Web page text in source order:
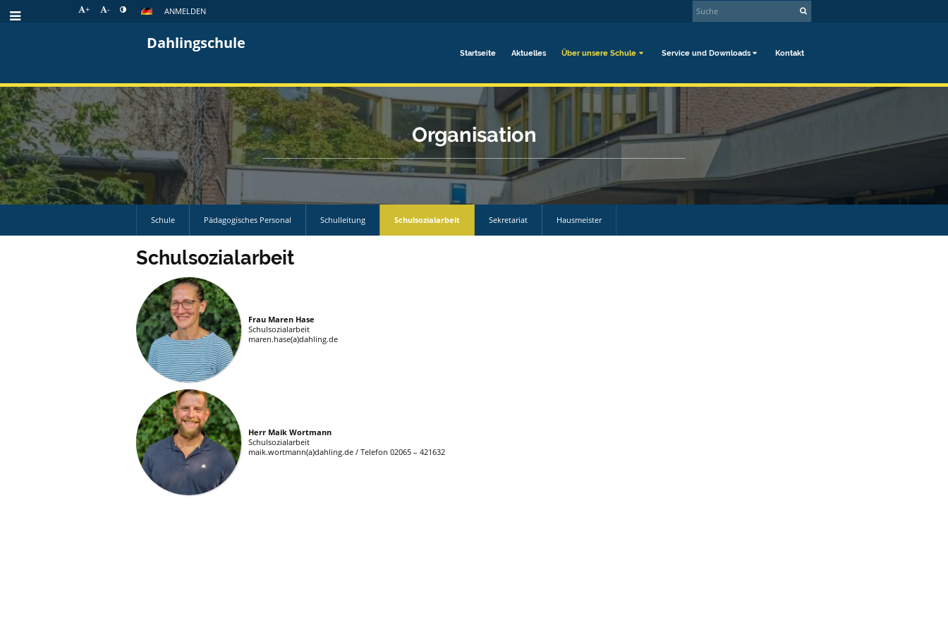
+ - ANMELDEN
Dahlingschule
Startseite Aktuelles Über unsere Schule Service und Downloads Kontakt
Organisation
Schule Pädagogisches Personal Schulleitung Schulsozialarbeit Sekretariat Hausmeister
Schulsozialarbeit
Frau Maren Hase
Schulsozialarbeit
maren.hase(a)dahling.de
Herr Maik Wortmann
Schulsozialarbeit
maik.wortmann(a)dahling.de / Telefon 02065 – 421632